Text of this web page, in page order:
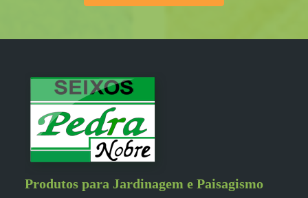
Produtos para Jardinagem e Paisagismo